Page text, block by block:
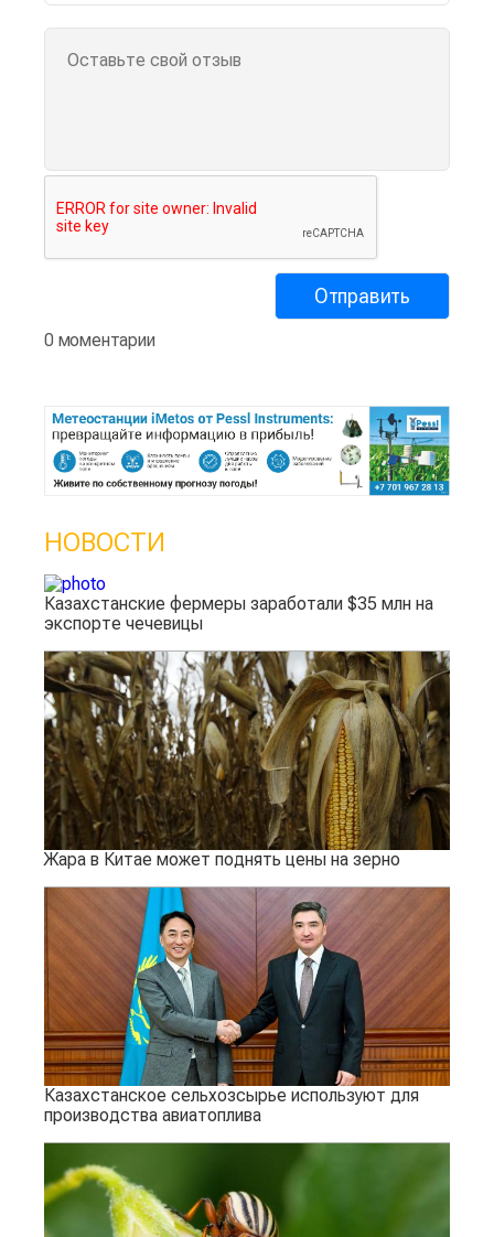
0 моментарии
НОВОСТИ
Казахстанские фермеры заработали $35 млн на
экспорте чечевицы
Жара в Китае может поднять цены на зерно
Казахстанское сельхозсырье используют для
производства авиатоплива